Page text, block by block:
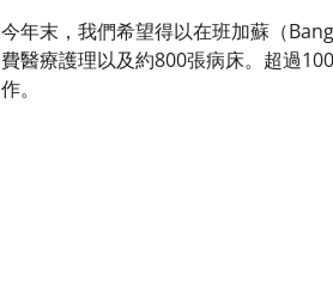
今年末，我們希望得以在班加蘇（
費醫療護理以及約800張病床。超過
作。